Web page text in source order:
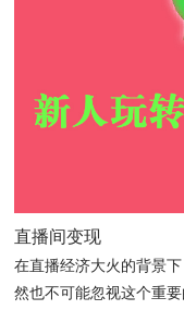
直播间变现
在直播经济大火的背景
然也不可能忽视这个重